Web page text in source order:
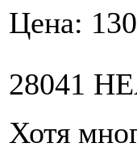
Цена:
28041
Хотя